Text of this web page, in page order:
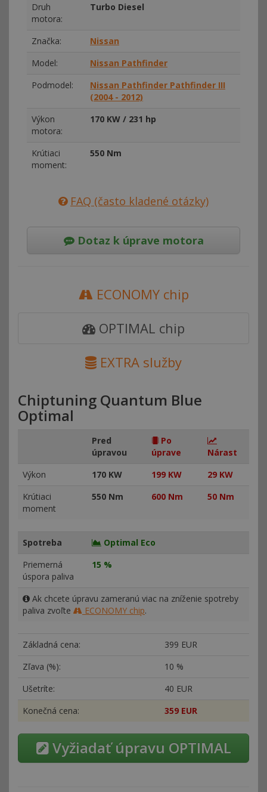
Druh
motora:
Turbo Diesel
Značka:
Nissan
Model:
Nissan Pathfinder
Podmodel:
Nissan Pathfinder Pathfinder III
(2004 - 2012)
Výkon
motora:
170 KW / 231 hp
Krútiaci
moment:
550 Nm
FAQ (často kladené otázky)
Dotaz k úprave motora
ECONOMY chip
OPTIMAL chip
EXTRA služby
Chiptuning Quantum Blue
Optimal
Pred
úpravou
Po
úprave
Nárast
Výkon
170 KW 199 KW
29 KW
Krútiaci
moment
550 Nm 600 Nm 50 Nm
Spotreba
Optimal Eco
Priemerná
úspora paliva
15 %
Ak chcete úpravu zameranú viac na zníženie spotreby
paliva zvoľte
ECONOMY chip.
Základná cena:
399 EUR
Zľava (%):
10 %
Ušetríte:
40 EUR
Konečná cena:
359 EUR
Vyžiadať úpravu OPTIMAL